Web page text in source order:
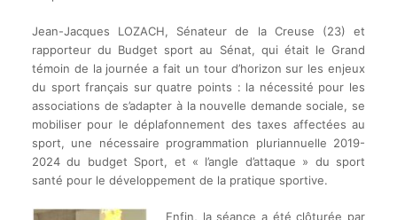
Jean-Jacques LOZACH, Sénateur de la Creuse (23) et
rapporteur du Budget sport au Sénat, qui était le Grand
témoin de la journée a fait un tour d’horizon sur les enjeux
du sport français sur quatre points : la nécessité pour les
associations de s’adapter à la nouvelle demande sociale, se
mobiliser pour le déplafonnement des taxes affectées au
sport, une nécessaire programmation pluriannuelle 2019-
2024 du budget Sport, et « l’angle d’attaque » du sport
santé pour le développement de la pratique sportive.
Enfin, la séance a été clôturée par